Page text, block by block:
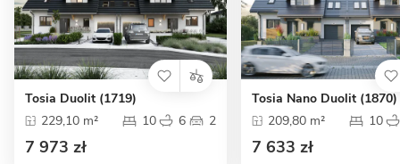
Tosia Duolit (1719)
229,10 m²
10 6 2
7 973 zł
Tosia Nano Duolit (1870)
209,80 m²
10
7 633 zł